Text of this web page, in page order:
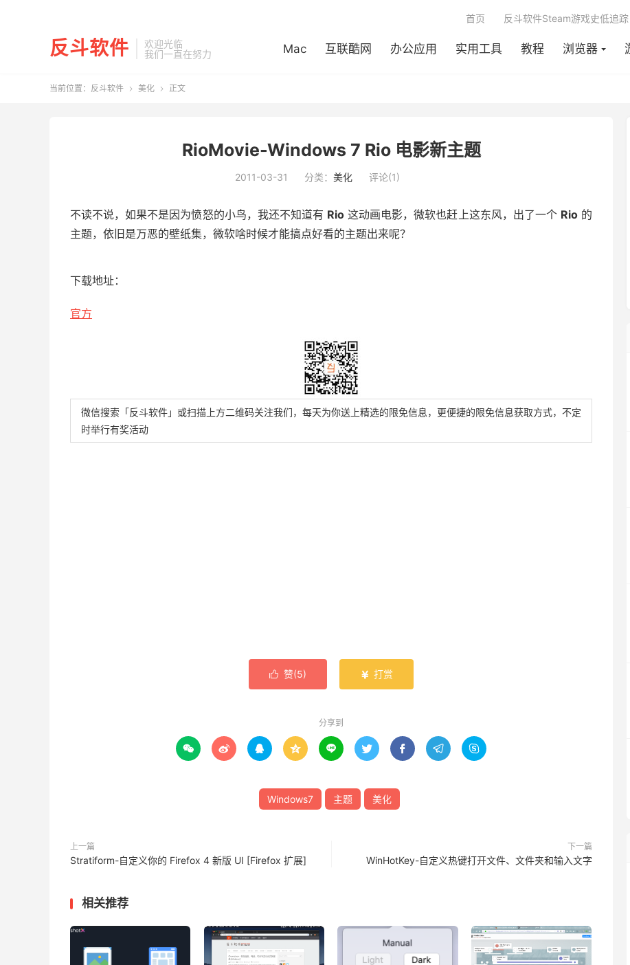
反斗软件
欢迎光临
我们一直在努力
Mac 互联酷网 办公应用 实用工具 教程 浏览器
首页 反斗软件Steam游戏史低追踪
当前位置： 反斗软件  美化  正文
RioMovie-Windows 7 Rio 电影新主题
2011-03-31 分类： 美化 评论(1)
不读不说，如果不是因为愤怒的小鸟，我还不知道有 Rio 这动画电影，微软也赶上这东风，出了一个 Rio的
主题，依旧是万恶的壁纸集，微软啥时候才能搞点好看的主题出来呢？
下载地址：
官方
微信搜索「反斗软件」或扫描上方二维码关注我们，每天为你送上精选的限免信息，更便捷的限免信息获取方式，不定
时举行有奖活动
 赞(5)  打赏
分享到
        
Windows7 主题 美化
上一篇
Stratiform-自定义你的 Firefox 4 新版 UI [Firefox 扩展]
下一篇
WinHotKey-自定义热键打开文件、文件夹和输入文字
相关推荐